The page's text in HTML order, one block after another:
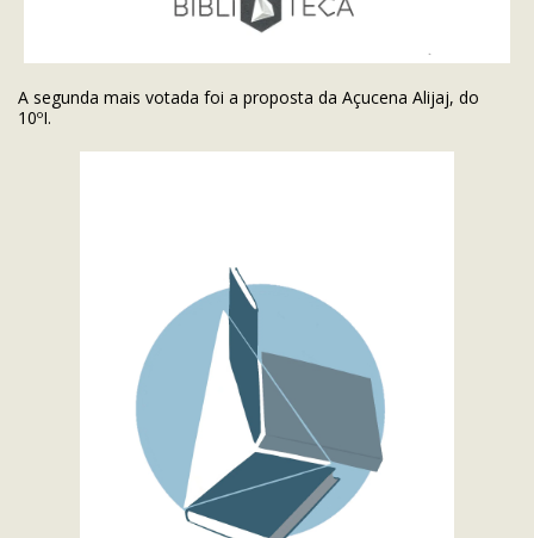
A segunda mais votada foi a proposta da Açucena Alijaj, do
10ºI.